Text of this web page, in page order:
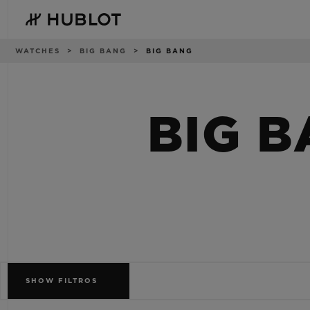
main
Categorias
WATCHES BIG BANG BIG BANG
BIG
SHOW FILTROS
NOVIDADES